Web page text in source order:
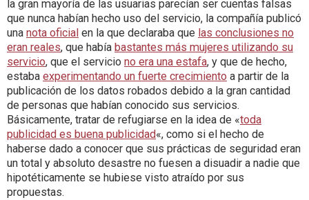
la gran mayoría de las usuarias parecían ser cuentas falsas
que nunca habían hecho uso del servicio, la compañía publicó
una nota oficial en la que declaraba que las conclusiones no
eran reales, que había bastantes más mujeres utilizando su
servicio, que el servicio no era una estafa, y que de hecho,
estaba experimentando un fuerte crecimiento a partir de la
publicación de los datos robados debido a la gran cantidad
de personas que habían conocido sus servicios.
Básicamente, tratar de refugiarse en la idea de «toda
publicidad es buena publicidad«, como si el hecho de
haberse dado a conocer que sus prácticas de seguridad eran
un total y absoluto desastre no fuesen a disuadir a nadie que
hipotéticamente se hubiese visto atraído por sus
propuestas.